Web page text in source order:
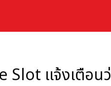
Slot แจ้งเตือน